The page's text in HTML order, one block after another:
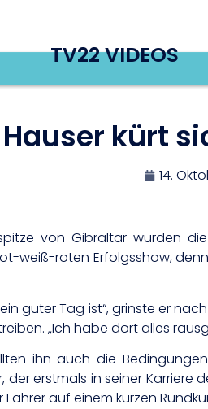
TV22 VIDEOS
kürt
14.
von Gibraltar wurden
weiß-roten Erfolgsshow,
guter Tag ist“, grinste er
„Ich habe dort alles
ihn auch die
der erstmals in seiner
Fahrer auf einem kurzen